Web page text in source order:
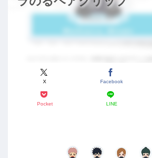
X Facebook
Pocket LINE